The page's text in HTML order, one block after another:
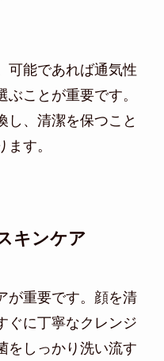
可能であれば通気性
ことが重要です。
し、清潔を保つこと
す。
キンケア
が重要です。顔を清
ぐに丁寧なクレンジ
をしっかり洗い流す